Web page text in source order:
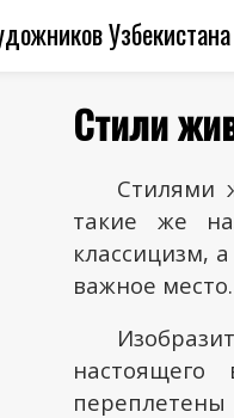
Узбекистана
Стили
Стилями
такие же
классицизм,
важное место.